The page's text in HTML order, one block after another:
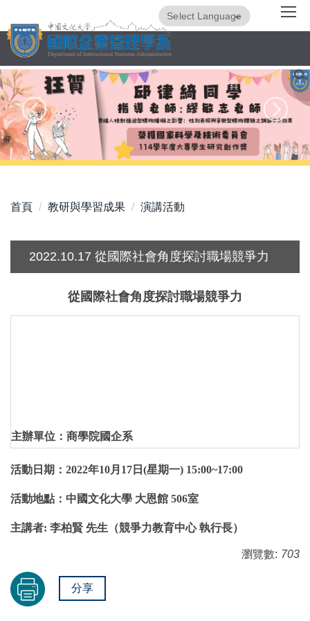
到
主
內
容
區
Translate
首頁 教研與學習成果 演講活動
2022.10.17 從國際社會角度探討職場競爭力
從國際社會角度探討職場競爭力
主辦單位：商學院國企系
活動日期：2022年10月17日(星期一) 15:00~17:00
活動地點：中國文化大學 大恩館 506室
主講者: 李柏賢 先生（競爭力教育中心 執行長）
瀏覽數: 703
分享